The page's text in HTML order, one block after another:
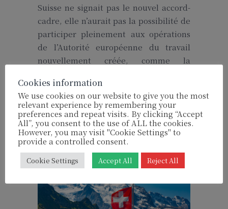
Suisse ne signait pas le nouvel accord-
cadre, elle n’aurait pas la possibilité de
participer pleinement aux opérations
de l’Autorité européenne du travail
nouvellement créée, comme la
suisses aux inspections conjointes, et
n’aurait que des possibilités limitées de
sanctionner les fraudeurs dans ce
domaine.
Cookies information
We use cookies on our website to give you the most
relevant experience by remembering your
preferences and repeat visits. By clicking “Accept
All”, you consent to the use of ALL the cookies.
However, you may visit "Cookie Settings" to
provide a controlled consent.
Cookie Settings Accept All Reject All